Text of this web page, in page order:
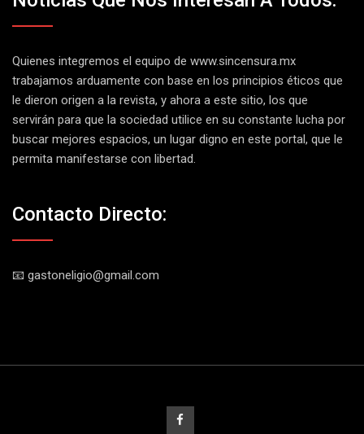
Quienes integremos el equipo de www.sincensura.mx
trabajamos arduamente con base en los principios éticos que
le dieron origen a la revista, y ahora a este sitio, los que
servirán para que la sociedad utilice en su constante lucha por
buscar mejores espacios, un lugar digno en este portal, que le
permita manifestarse con libertad.
Contacto Directo:
📧 gastoneligio@gmail.com